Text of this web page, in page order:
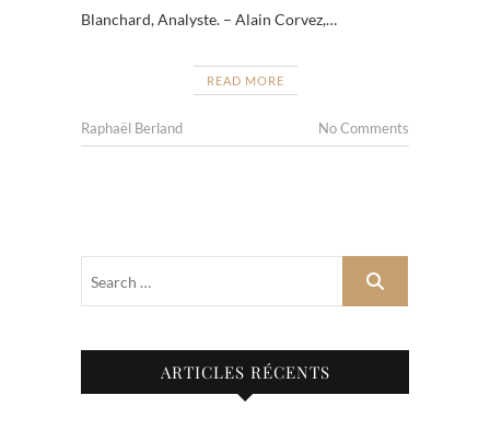
Blanchard, Analyste. – Alain Corvez,…
READ MORE
Raphaël Berland No Comments
ARTICLES RÉCENTS